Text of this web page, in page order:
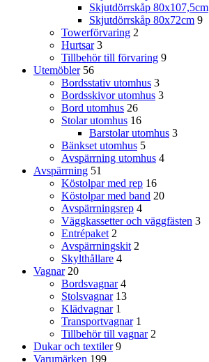
Skjutdörrskåp 80x107,5cm
Skjutdörrskåp 80x72cm 9
Towerförvaring 2
Hurtsar 3
Tillbehör till förvaring 9
Utemöbler 56
Bordsstativ utomhus 3
Bordsskivor utomhus 3
Bord utomhus 26
Stolar utomhus 16
Barstolar utomhus 3
Bänkset utomhus 5
Avspärrning utomhus 4
Avspärrning 51
Köstolpar med rep 16
Köstolpar med band 20
Avspärrningsrep 4
Väggkassetter och väggfästen 3
Entrépaket 2
Avspärrningskit 2
Skylthållare 4
Vagnar 20
Bordsvagnar 4
Stolsvagnar 13
Klädvagnar 1
Transportvagnar 1
Tillbehör till vagnar 2
Dukar och textiler 9
Varumärken 199